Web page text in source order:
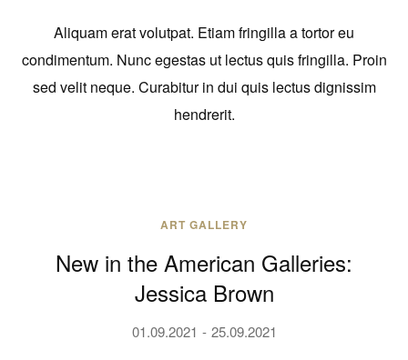
Aliquam erat volutpat. Etiam fringilla a tortor eu
condimentum. Nunc egestas ut lectus quis fringilla. Proin
sed velit neque. Curabitur in dui quis lectus dignissim
hendrerit.
ART GALLERY
New in the American Galleries:
Jessica Brown
01.09.2021 25.09.2021